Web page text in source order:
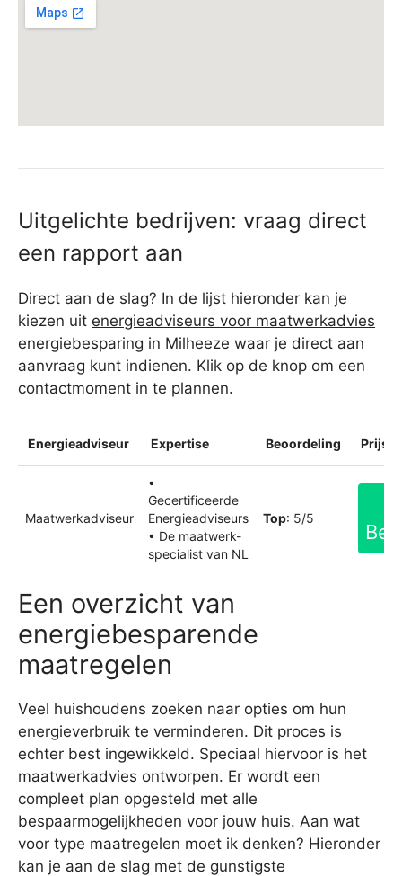
Uitgelichte bedrijven: vraag direct
een rapport aan
Direct aan de slag? In de lijst hieronder kan je
kiezen uit energieadviseurs voor maatwerkadvies
energiebesparing in Milheeze waar je direct aan
aanvraag kunt indienen. Klik op de knop om een
contactmoment in te plannen.
Energieadviseur Expertise Beoordeling
Maatwerkadviseur
•
Gecertificeerde
Energieadviseurs
• De maatwerk-
specialist van NL
Top: 5/5
Een overzicht van
energiebesparende
maatregelen
Veel huishoudens zoeken naar opties om hun
energieverbruik te verminderen. Dit proces is
echter best ingewikkeld. Speciaal hiervoor is het
maatwerkadvies ontworpen. Er wordt een
compleet plan opgesteld met alle
bespaarmogelijkheden voor jouw huis. Aan wat
voor type maatregelen moet ik denken? Hieronder
kan je aan de slag met de gunstigste